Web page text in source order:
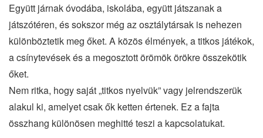
Együtt járnak óvodába, iskolába, együtt játszanak a
játszótéren, és sokszor még az osztálytársak is nehezen
különböztetik meg őket. A közös élmények, a titkos játékok,
a csínytevések és a megosztott örömök örökre összekötik
őket.
Nem ritka, hogy saját „titkos nyelvük” vagy jelrendszerük
alakul ki, amelyet csak ők ketten értenek. Ez a fajta
összhang különösen meghitté teszi a kapcsolatukat.